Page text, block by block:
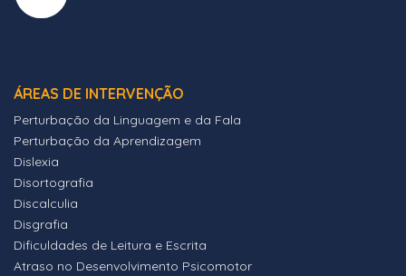
ÁREAS DE INTERVENÇÃO
Perturbação da Linguagem e da Fala
Perturbação da Aprendizagem
Dislexia
Disortografia
Discalculia
Disgrafia
Dificuldades de Leitura e Escrita
Atraso no Desenvolvimento Psicomotor